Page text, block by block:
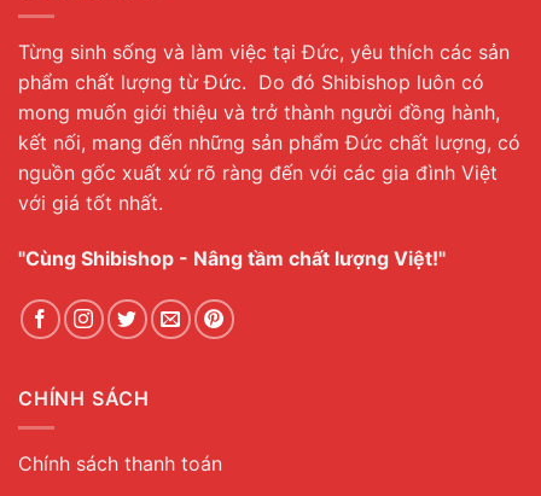
Từng sinh sống và làm việc tại Đức, yêu thích các sản
phẩm chất lượng từ Đức. Do đó Shibishop luôn có
mong muốn giới thiệu và trở thành người đồng hành,
kết nối, mang đến những sản phẩm Đức chất lượng, có
nguồn gốc xuất xứ rõ ràng đến với các gia đình Việt
với giá tốt nhất.
"Cùng Shibishop - Nâng tầm chất lượng Việt!"
CHÍNH SÁCH
Chính sách thanh toán